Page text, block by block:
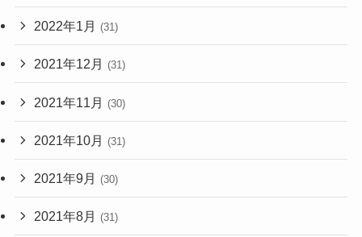
2022年1月 (31)
2021年12月 (31)
2021年11月 (30)
2021年10月 (31)
2021年9月 (30)
2021年8月 (31)